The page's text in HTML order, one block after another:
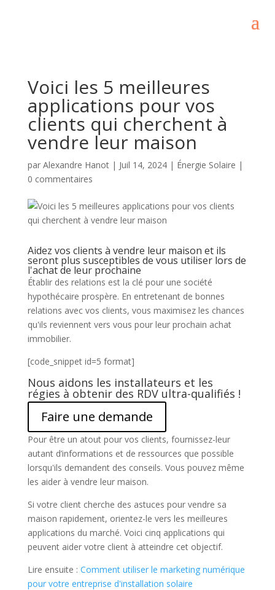
Voici les 5 meilleures
applications pour vos
clients qui cherchent à
vendre leur maison
par Alexandre Hanot| Juil 14, 2024| Énergie Solaire |
0 commentaires
Aidez vos clients à vendre leur maison et ils
seront plus susceptibles de vous utiliser lors de
l'achat de leur prochaine
Établir des relations est la clé pour une société
hypothécaire prospère. En entretenant de bonnes
relations avec vos clients, vous maximisez les chances
qu'ils reviennent vers vous pour leur prochain achat
immobilier.
[code_snippet id=5 format]
Nous aidons les installateurs et les
régies à obtenir des RDV ultra-qualifiés !
Faire une demande
Pour être un atout pour vos clients, fournissez-leur
autant d’informations et de ressources que possible
lorsqu'ils demandent des conseils. Vous pouvez même
les aider à vendre leur maison.
Si votre client cherche des astuces pour vendre sa
maison rapidement, orientez-le vers les meilleures
applications du marché. Voici cinq applications qui
peuvent aider votre client à atteindre cet objectif.
Lire ensuite : Comment utiliser le marketing numérique
pour votre entreprise d'installation solaire